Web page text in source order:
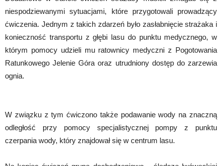
niespodziewanymi sytuacjami, które przygotowali prowadzący
ćwiczenia. Jednym z takich zdarzeń było zasłabnięcie strażaka i
konieczność transportu z głębi lasu do punktu medycznego, w
którym pomocy udzieli mu ratownicy medyczni z Pogotowania
Ratunkowego Jelenie Góra oraz utrudniony dostęp do zarzewia
ognia.
W związku z tym ćwiczono także podawanie wody na znaczną
odległość przy pomocy specjalistycznej pompy z punktu
czerpania wody, który znajdował się w centrum lasu.